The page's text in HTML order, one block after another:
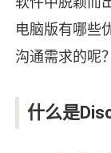
电脑版有哪些
沟通需求的呢
什么是